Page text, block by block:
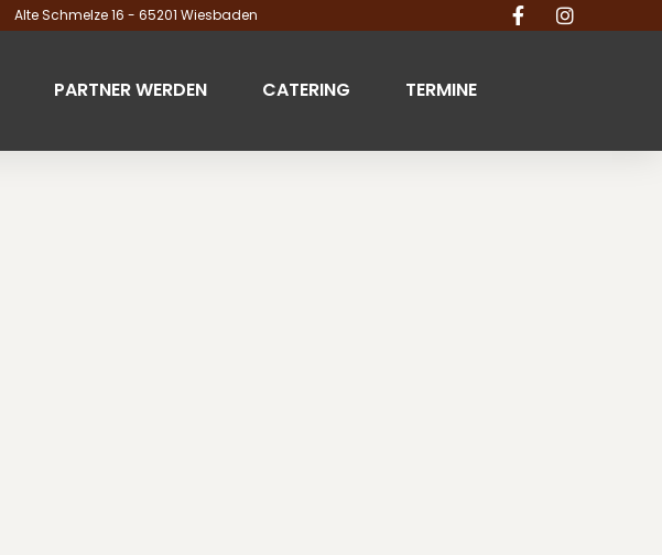
Alte Schmelze 16 - 65201 Wiesbaden
PARTNER WERDEN CATERING TERMINE